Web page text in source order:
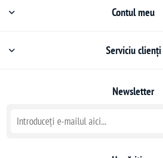
Contul meu
Serviciu clienți
Newsletter